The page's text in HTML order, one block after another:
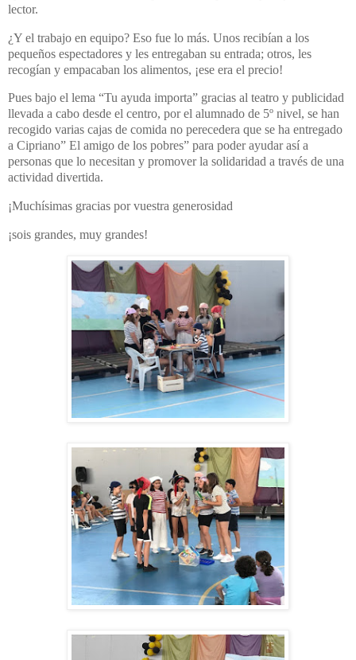
lector.
¿Y el trabajo en equipo? Eso fue lo más. Unos recibían a los
pequeños espectadores y les entregaban su entrada; otros, les
recogían y empacaban los alimentos, ¡ese era el precio!
Pues bajo el lema “Tu ayuda importa” gracias al teatro y publicidad
llevada a cabo desde el centro, por el alumnado de 5º nivel, se han
recogido varias cajas de comida no perecedera que se ha entregado
a Cipriano” El amigo de los pobres” para poder ayudar así a
personas que lo necesitan y promover la solidaridad a través de una
actividad divertida.
¡Muchísimas gracias por vuestra generosidad
¡sois grandes, muy grandes!